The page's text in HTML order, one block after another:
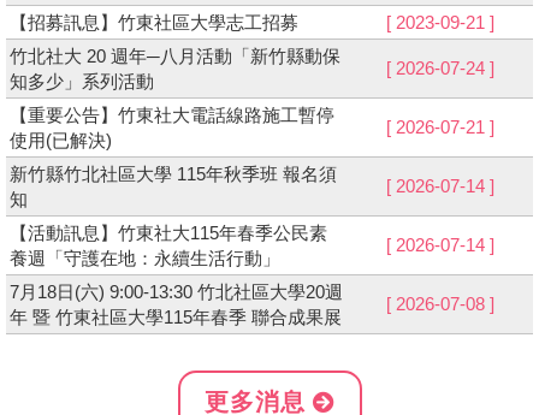
影音專區
【招募訊息】竹東社區大學志工招募
[ 2023-09-21 ]
竹北社大 20 週年─八月活動「新竹縣動保
知多少」系列活動
[ 2026-07-24 ]
【重要公告】竹東社大電話線路施工暫停
使用(已解決)
[ 2026-07-21 ]
新竹縣竹北社區大學 115年秋季班 報名須
知
[ 2026-07-14 ]
【活動訊息】竹東社大115年春季公民素
養週「守護在地：永續生活行動」
[ 2026-07-14 ]
7月18日(六) 9:00-13:30 竹北社區大學20週
年 暨 竹東社區大學115年春季 聯合成果展
[ 2026-07-08 ]
更多消息